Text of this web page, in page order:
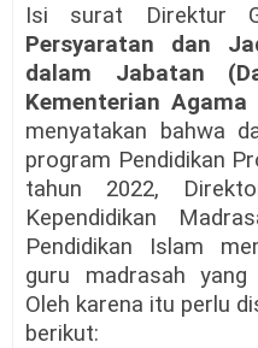
Isi surat Direktur
Persyaratan dan
dalam Jabatan
Kementerian
menyatakan bahwa
program Pendidikan
tahun 2022,
Kependidikan
Pendidikan Islam
guru madrasah
Oleh karena itu perlu
berikut: